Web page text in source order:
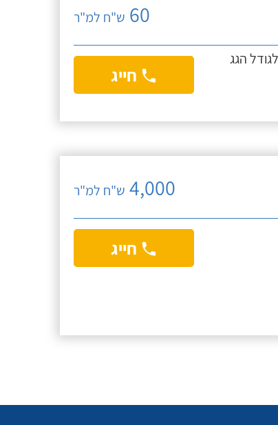
60 ש"ח למ"ר
הגג
חייג
4,000 ש"ח למ"ר
חייג